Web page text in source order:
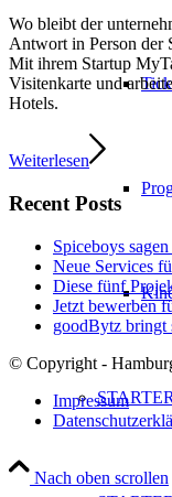
Wo bleibt der
Antwort in Person der
Mit ihrem Startup
Visitenkarte und
Hotels.
Weiterlesen
Recent Posts
Spiceboys
Neue Services
Diese fünf
Jetzt bewerben
goodBytz bringt
© Copyright -
Impressum
Nach oben scrollen